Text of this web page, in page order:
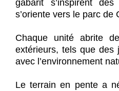
gabarit s’inspirent
s’oriente vers le parc de
Chaque unité abrite
extérieurs, tels que des
avec l’environnement
Le terrain en pente a